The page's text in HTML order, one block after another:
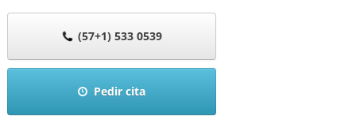
(57+1) 533 0539
Pedir cita